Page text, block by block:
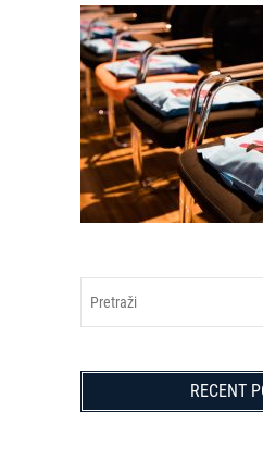
RECENT